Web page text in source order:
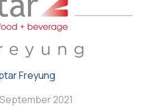
Freyung
September 2021